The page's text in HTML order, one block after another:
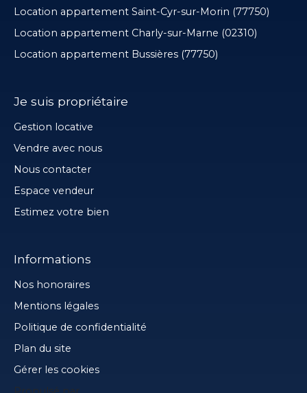
Location appartement Saint-Cyr-sur-Morin (77750)
Location appartement Charly-sur-Marne (02310)
Location appartement Bussières (77750)
Je suis propriétaire
Gestion locative
Vendre avec nous
Nous contacter
Espace vendeur
Estimez votre bien
Informations
Nos honoraires
Mentions légales
Politique de confidentialité
Plan du site
Gérer les cookies